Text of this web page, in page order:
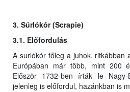
3. Súrlókór (Scrapie)
3.1. Előfordulás
A surlókór főleg a juhok, ritkábban
Európában már több, mint 200
Először 1732-ben írták le Nagy-
jelenleg is előfordul, hazánkban is